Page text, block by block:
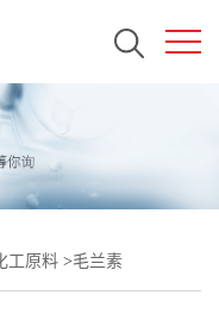
工原料 >毛兰素